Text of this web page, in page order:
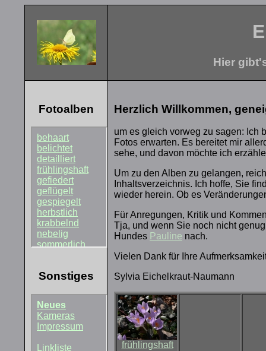
Hier
Fotoalben
Sonstiges
Herzlich Willkommen,
um es gleich vorweg zu sagen: Ich
Fotos erwarten. Es bereitet mir
sehe, und davon möchte ich
Um zu den Alben zu gelangen,
Inhaltsverzeichnis. Ich hoffe, Sie
wieder herein. Ob es
Für Anregungen, Kritik und
Tja, und wenn Sie noch nicht
Hundes Pauline nach.
Vielen Dank für Ihre
Sylvia Eichelkraut-Naumann
frühlingshaft